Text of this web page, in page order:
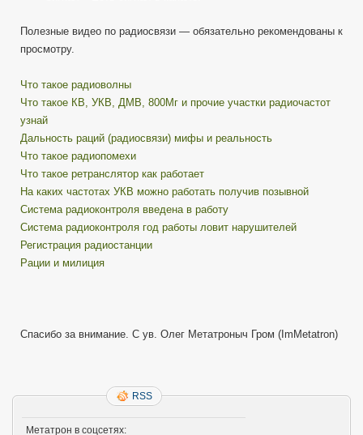
Полезные видео по радиосвязи — обязательно рекомендованы к
просмотру.
Что такое радиоволны
Что такое КВ, УКВ, ДМВ, 800Мг и прочие участки радиочастот
узнай
Дальность раций (радиосвязи) мифы и реальность
Что такое радиопомехи
Что такое ретранслятор как работает
На каких частотах УКВ можно работать получив позывной
Система радиоконтроля введена в работу
Система радиоконтроля год работы ловит нарушителей
Регистрация радиостанции
Рации и милиция
Спасибо за внимание. С ув. Олег Метатроныч Гром (ImMetatron)
RSS
Метатрон в соцсетях: